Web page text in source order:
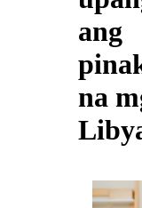
ang
na